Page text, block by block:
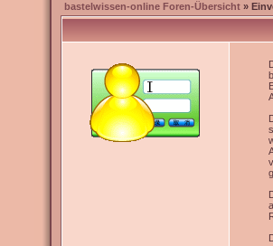
bastelwissen-online Foren-Übersicht »